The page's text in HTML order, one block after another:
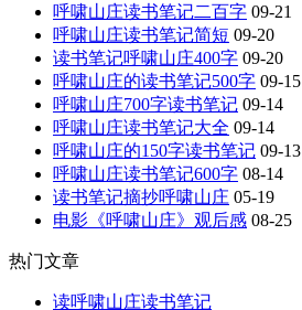
呼啸山庄读书笔记二百字 09-21
呼啸山庄读书笔记简短 09-20
读书笔记呼啸山庄400字 09-20
呼啸山庄的读书笔记500字 09-15
呼啸山庄700字读书笔记 09-14
呼啸山庄读书笔记大全 09-14
呼啸山庄的150字读书笔记 09-13
呼啸山庄读书笔记600字 08-14
读书笔记摘抄呼啸山庄 05-19
电影《呼啸山庄》观后感 08-25
热门文章
读呼啸山庄读书笔记